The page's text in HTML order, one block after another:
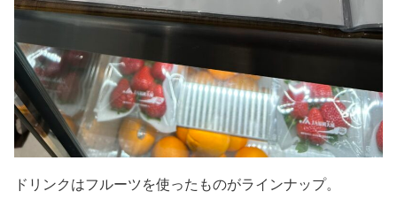
ドリンクはフルーツを使ったものがラインナップ。